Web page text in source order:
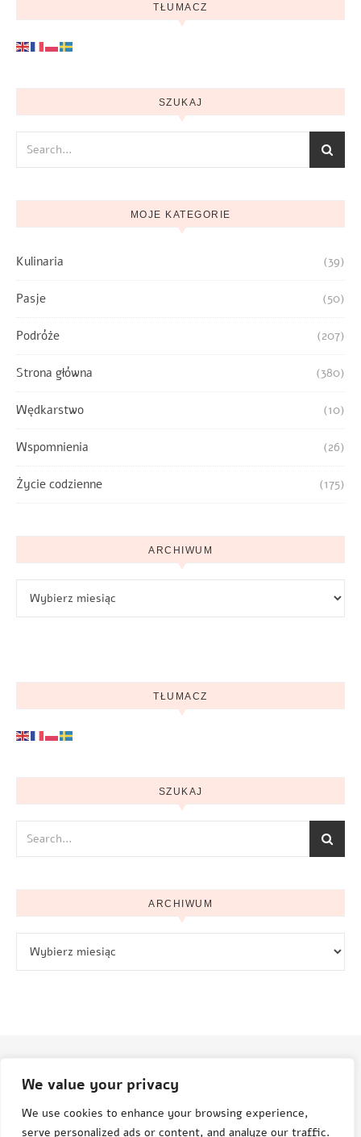
We value your privacy
We use cookies to enhance your browsing experience,
serve personalized ads or content, and analyze our traffic.
TŁUMACZ
SZUKAJ
MOJE KATEGORIE
Kulinaria (39)
Pasje (50)
Podróże (207)
Strona główna (380)
Wędkarstwo (10)
Wspomnienia (26)
Życie codzienne (175)
ARCHIWUM
TŁUMACZ
SZUKAJ
ARCHIWUM
© Aneta Grenda Życie i podróże